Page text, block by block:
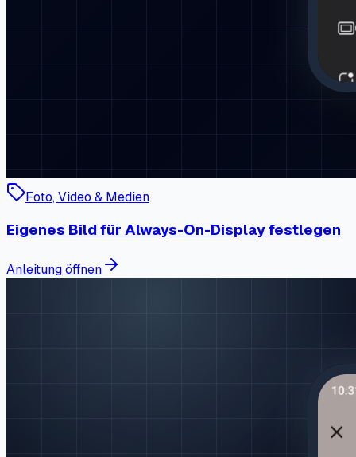
Foto, Video & Medien
Eigenes Bild für Always-On-Display festlegen
Anleitung öffnen